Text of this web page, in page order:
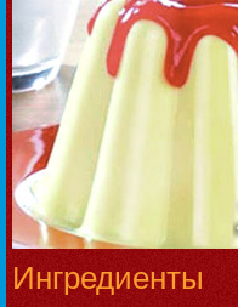
Ингредиенты